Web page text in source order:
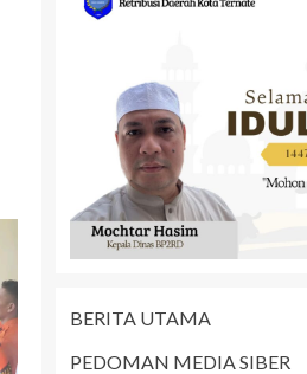
BERITA UTAMA
PEDOMAN MEDIA SIBER